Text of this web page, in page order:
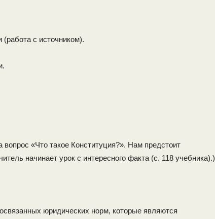
с источником).
«Что такое Кон­ституция?». Нам предстоит
начинает урок с интересного факта (с. 118 учебника).)
юридических норм, которые являются